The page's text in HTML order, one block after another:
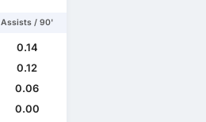
Assists / 90'
0.14
0.12
0.06
0.00